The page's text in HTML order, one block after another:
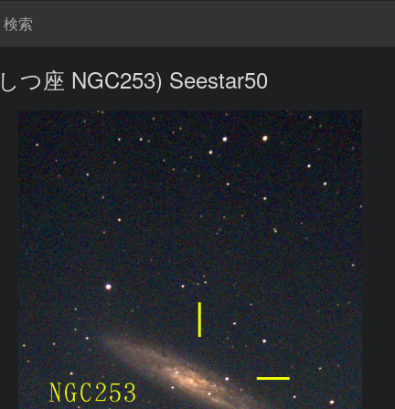
検索
つ座 NGC253) Seestar50